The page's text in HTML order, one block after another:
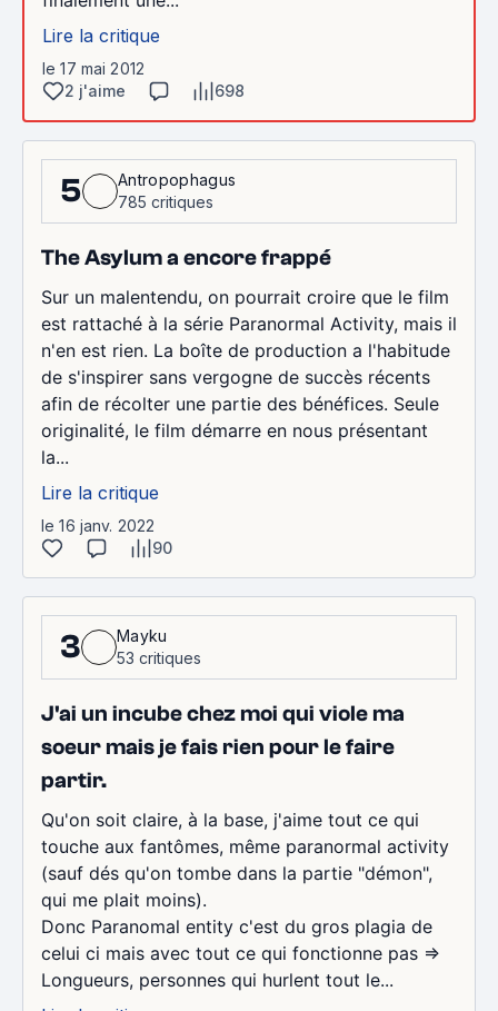
Lire la critique
le 17 mai 2012
2 j'aime
698
5
Antropophagus
785 critiques
The Asylum a encore frappé
Sur un malentendu, on pourrait croire que le film
est rattaché à la série Paranormal Activity, mais il
n'en est rien. La boîte de production a l'habitude
de s'inspirer sans vergogne de succès récents
afin de récolter une partie des bénéfices. Seule
originalité, le film démarre en nous présentant
la...
Lire la critique
le 16 janv. 2022
90
3
Mayku
53 critiques
J'ai un incube chez moi qui viole ma
soeur mais je fais rien pour le faire
partir.
Qu'on soit claire, à la base, j'aime tout ce qui
touche aux fantômes, même paranormal activity
(sauf dés qu'on tombe dans la partie "démon",
qui me plait moins).
Donc Paranomal entity c'est du gros plagia de
celui ci mais avec tout ce qui fonctionne pas =>
Longueurs, personnes qui hurlent tout le...